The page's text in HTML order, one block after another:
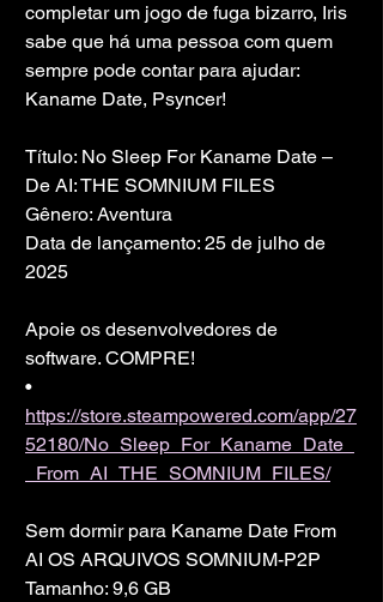
completar um jogo de fuga bizarro, Iris
sabe que há uma pessoa com quem
sempre pode contar para ajudar:
Kaname Date, Psyncer!
Título: No Sleep For Kaname Date –
De AI: THE SOMNIUM FILES
Gênero: Aventura
Data de lançamento: 25 de julho de
2025
Apoie os desenvolvedores de
software. COMPRE!
•
https://store.steampowered.com/app/27
52180/No_Sleep_For_Kaname_Date_
_From_AI_THE_SOMNIUM_FILES/
Sem dormir para Kaname Date From
AI OS ARQUIVOS SOMNIUM-P2P
Tamanho: 9,6 GB